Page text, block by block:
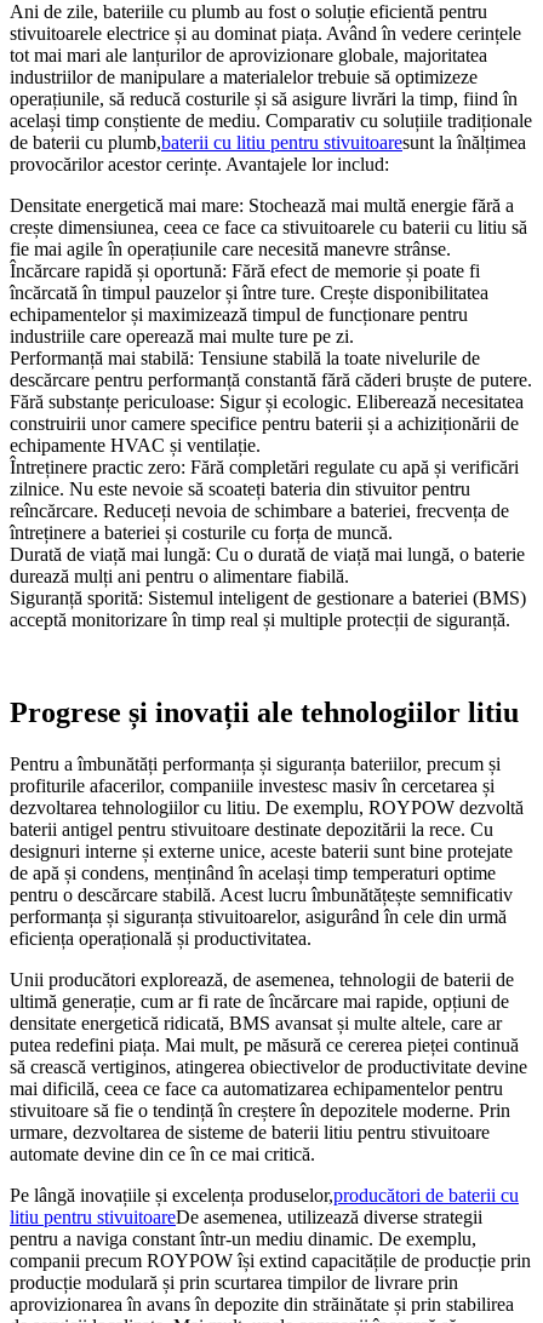
Ani de zile, bateriile cu plumb au fost o soluție eficientă pentru
stivuitoarele electrice și au dominat piața. Având în vedere cerințele
tot mai mari ale lanțurilor de aprovizionare globale, majoritatea
industriilor de manipulare a materialelor trebuie să optimizeze
operațiunile, să reducă costurile și să asigure livrări la timp, fiind în
același timp conștiente de mediu. Comparativ cu soluțiile tradiționale
de baterii cu plumb,baterii cu litiu pentru stivuitoaresunt la înălțimea
provocărilor acestor cerințe. Avantajele lor includ:
Densitate energetică mai mare: Stochează mai multă energie fără a
crește dimensiunea, ceea ce face ca stivuitoarele cu baterii cu litiu să
fie mai agile în operațiunile care necesită manevre strânse.
Încărcare rapidă și oportună: Fără efect de memorie și poate fi
încărcată în timpul pauzelor și între ture. Crește disponibilitatea
echipamentelor și maximizează timpul de funcționare pentru
industriile care operează mai multe ture pe zi.
Performanță mai stabilă: Tensiune stabilă la toate nivelurile de
descărcare pentru performanță constantă fără căderi bruște de putere.
Fără substanțe periculoase: Sigur și ecologic. Eliberează necesitatea
construirii unor camere specifice pentru baterii și a achiziționării de
echipamente HVAC și ventilație.
Întreținere practic zero: Fără completări regulate cu apă și verificări
zilnice. Nu este nevoie să scoateți bateria din stivuitor pentru
reîncărcare. Reduceți nevoia de schimbare a bateriei, frecvența de
întreținere a bateriei și costurile cu forța de muncă.
Durată de viață mai lungă: Cu o durată de viață mai lungă, o baterie
durează mulți ani pentru o alimentare fiabilă.
Siguranță sporită: Sistemul inteligent de gestionare a bateriei (BMS)
acceptă monitorizare în timp real și multiple protecții de siguranță.
Progrese și inovații ale tehnologiilor litiu
Pentru a îmbunătăți performanța și siguranța bateriilor, precum și
profiturile afacerilor, companiile investesc masiv în cercetarea și
dezvoltarea tehnologiilor cu litiu. De exemplu, ROYPOW dezvoltă
baterii antigel pentru stivuitoare destinate depozitării la rece. Cu
designuri interne și externe unice, aceste baterii sunt bine protejate
de apă și condens, menținând în același timp temperaturi optime
pentru o descărcare stabilă. Acest lucru îmbunătățește semnificativ
performanța și siguranța stivuitoarelor, asigurând în cele din urmă
eficiența operațională și productivitatea.
Unii producători explorează, de asemenea, tehnologii de baterii de
ultimă generație, cum ar fi rate de încărcare mai rapide, opțiuni de
densitate energetică ridicată, BMS avansat și multe altele, care ar
putea redefini piața. Mai mult, pe măsură ce cererea pieței continuă
să crească vertiginos, atingerea obiectivelor de productivitate devine
mai dificilă, ceea ce face ca automatizarea echipamentelor pentru
stivuitoare să fie o tendință în creștere în depozitele moderne. Prin
urmare, dezvoltarea de sisteme de baterii litiu pentru stivuitoare
automate devine din ce în ce mai critică.
Pe lângă inovațiile și excelența produselor,producători de baterii cu
litiu pentru stivuitoareDe asemenea, utilizează diverse strategii
pentru a naviga constant într-un mediu dinamic. De exemplu,
companii precum ROYPOW își extind capacitățile de producție prin
producție modulară și prin scurtarea timpilor de livrare prin
aprovizionarea în avans în depozite din străinătate și prin stabilirea